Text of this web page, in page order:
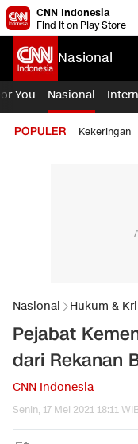
CNN Indonesia
Find it on Play Store
Nasional
You Nasional
POPULER Kekeringan
Nasional Hukum &
Pejabat
dari Rekanan
CNN Indonesia
Senin, 17 Mei 2021 18:11